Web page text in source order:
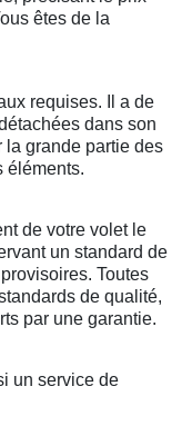
êtes de la
requises. Il a de
dans son
grande partie des
éléments.
de votre volet le
un standard de
Toutes
de qualité,
par une garantie.
un service de